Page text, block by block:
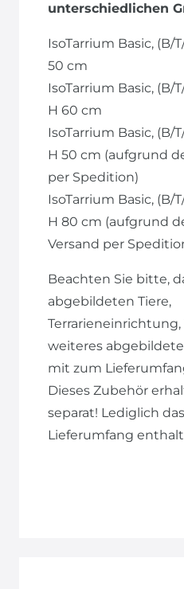
unterschiedlichen
IsoTarrium Basic, (B/
50 cm
IsoTarrium Basic, (B/
H 60 cm
IsoTarrium Basic, (B/
H 50 cm (aufgrund
per Spedition)
IsoTarrium Basic, (B/
H 80 cm (aufgrund
Versand per
Beachten Sie bitte,
abgebildeten Tiere,
weiteres
mit zum
Dieses Zubehör
separat! Lediglich
Lieferumfang